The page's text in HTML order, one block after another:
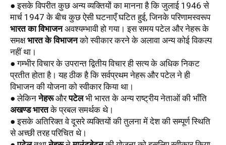
● इसके विपरीत कुछ अन्य व्यक्तियों का मानना है कि जुलाई 1946 से
मार्च 1947 के बीच कुछ ऐसी घटनाएँ घटित हुई, जिनके परिणामस्वरूप
भारत का विभाजन अवश्यम्भावी हो गया। इस समय पटेल और नेहरू के
समक्ष भारत के विभाजन को स्वीकार करने के अलावा अन्य कोई विकल्प
नहीं था।
● गम्भीर विचार के उपरान्त द्वितीय विचार ही सत्य के अधिक निकट
प्रतीत होता है। यह ठीक है कि सर्वप्रथम नेहरू और पटेल ने ही
विभाजन की योजना को स्वीकार किया था।
● लेकिन नेहरू और पटेल
अखण्ड भारत के प्रबल समर्थक थे।
● इसके अतिरिक्त वे दूसरे व्यक्तियों की तुलना में देश की सम्पूर्ण स्थिति
से अच्छी तरह परिचित थे।